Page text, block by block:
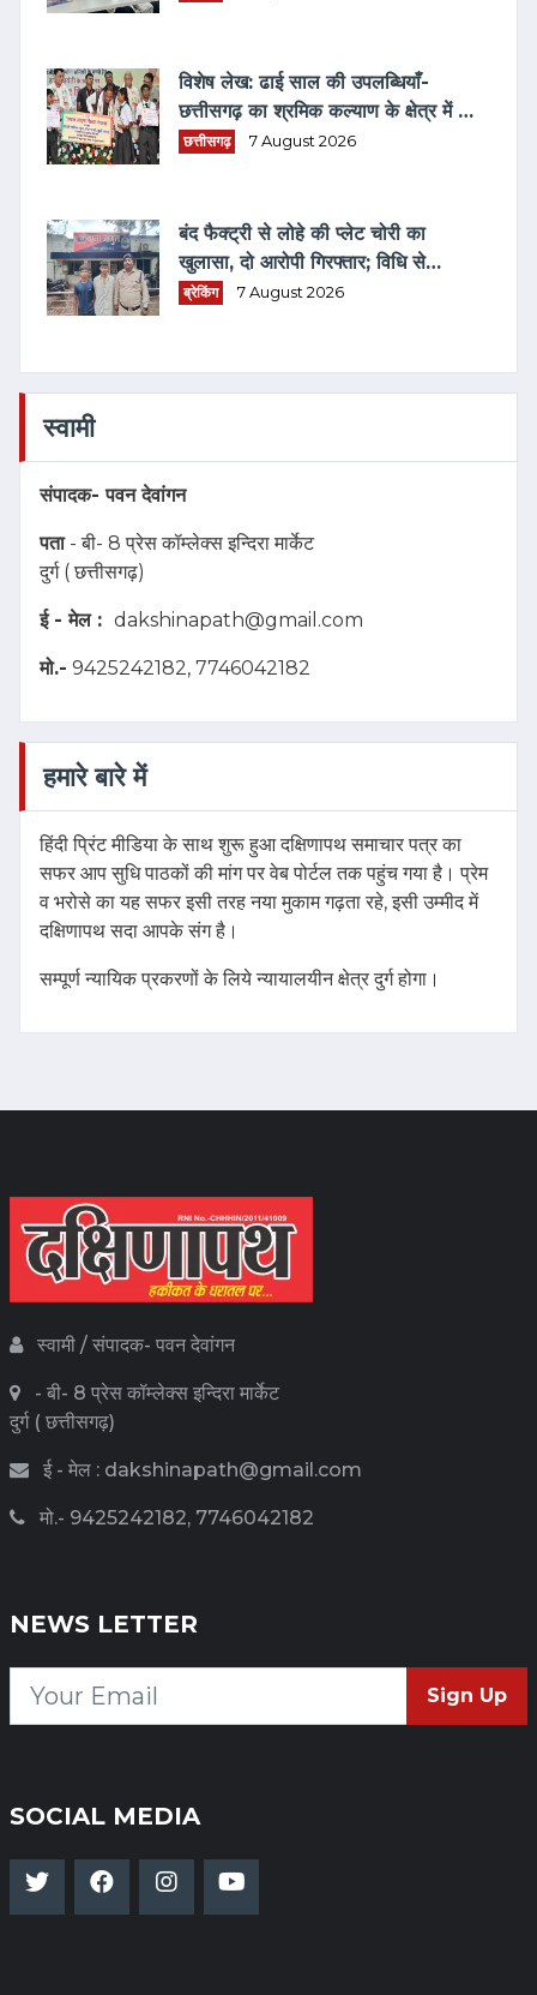
विशेष लेख: ढाई साल की उपलब्धियाँ-
छत्तीसगढ़ का श्रमिक कल्याण के क्षेत्र में नई
पहचान
छत्तीसगढ़ 7 August 2026
बंद फैक्ट्री से लोहे की प्लेट चोरी का
खुलासा, दो आरोपी गिरफ्तार; विधि से
संघर्षरत बालक पर भी कार्रवाई
ब्रेकिंग 7 August 2026
स्वामी
संपादक-पवन देवांगन
पता- बी- 8 प्रेस कॉम्लेक्स इन्दिरा मार्केट
दुर्ग ( छत्तीसगढ़)
ई - मेल : dakshinapath@gmail.com
मो.- 9425242182, 7746042182
हमारे बारे में
हिंदी प्रिंट मीडिया के साथ शुरू हुआ दक्षिणापथ समाचार पत्र का
सफर आप सुधि पाठकों की मांग पर वेब पोर्टल तक पहुंच गया है। प्रेम
व भरोसे का यह सफर इसी तरह नया मुकाम गढ़ता रहे, इसी उम्मीद में
दक्षिणापथ सदा आपके संग है।
सम्पूर्ण न्यायिक प्रकरणों के लिये न्यायालयीन क्षेत्र दुर्ग होगा।
स्वामी / संपादक- पवन देवांगन
- बी- 8 प्रेस कॉम्लेक्स इन्दिरा मार्केट
दुर्ग ( छत्तीसगढ़)
ई - मेल : dakshinapath@gmail.com
मो.- 9425242182, 7746042182
NEWS LETTER
Sign Up
SOCIAL MEDIA